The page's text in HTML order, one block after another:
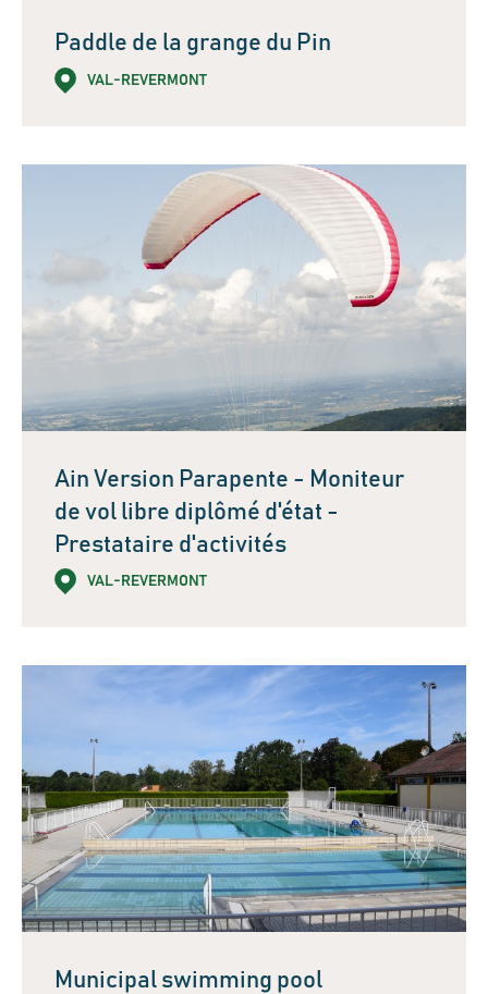
Paddle de la grange du Pin
VAL-REVERMONT
Ain Version Parapente - Moniteur
de vol libre diplômé d'état -
Prestataire d'activités
VAL-REVERMONT
Municipal swimming pool